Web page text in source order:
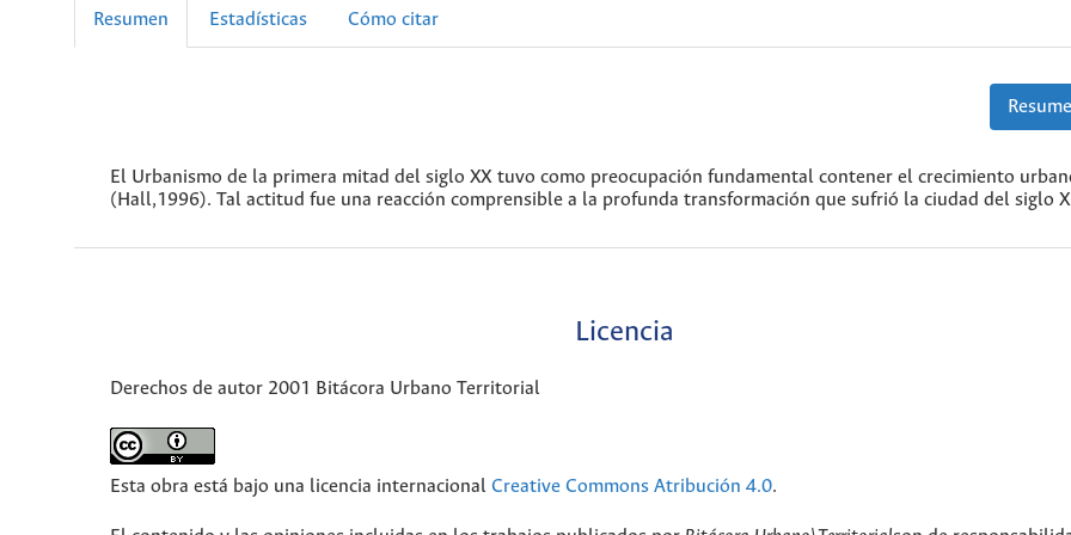
Resumen Estadísticas Cómo citar
El Urbanismo de la primera mitad del siglo XX tuvo como preocupación fundamental contener el crecimiento
(Hall,1996). Tal actitud fue una reacción comprensible a la profunda transformación que sufrió la ciudad del siglo
Licencia
Derechos de autor 2001 Bitácora Urbano Territorial
Esta obra está bajo una licencia internacional Creative Commons Atribución 4.0.